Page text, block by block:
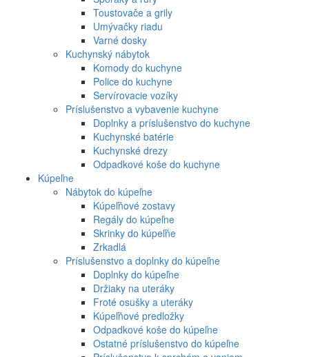
Toustovače a grily
Umývačky riadu
Varné dosky
Kuchynský nábytok
Komody do kuchyne
Police do kuchyne
Servírovacie vozíky
Príslušenstvo a vybavenie kuchyne
Doplnky a príslušenstvo do kuchyne
Kuchynské batérie
Kuchynské drezy
Odpadkové koše do kuchyne
Kúpeľne
Nábytok do kúpeľne
Kúpeľňové zostavy
Regály do kúpeľne
Skrinky do kúpeľňe
Zrkadlá
Príslušenstvo a doplnky do kúpeľne
Doplnky do kúpeľne
Držiaky na uteráky
Froté osušky a uteráky
Kúpeľňové predložky
Odpadkové koše do kúpeľne
Ostatné príslušenstvo do kúpeľne